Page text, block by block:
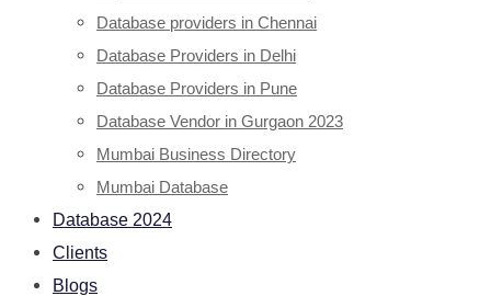
Database providers in Chennai
Database Providers in Delhi
Database Providers in Pune
Database Vendor in Gurgaon 2023
Mumbai Business Directory
Mumbai Database
Database 2024
Clients
Blogs